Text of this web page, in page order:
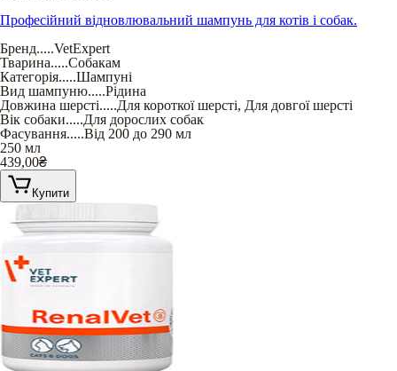
Професійний відновлювальний шампунь для котів і собак.
Бренд.....VetExpert
Тварина.....Собакам
Категорія.....Шампуні
Вид шампуню.....Рідина
Довжина шерсті.....Для короткої шерсті, Для довгої шерсті
Вік собаки.....Для дорослих собак
Фасування.....Від 200 до 290 мл
250 мл
439,00₴
Купити